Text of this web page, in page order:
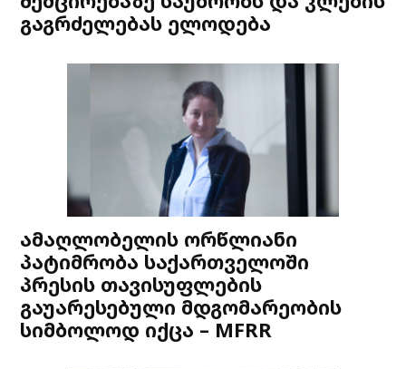
გაგრძელებას ელოდება
ამაღლობელის ორწლიანი
პატიმრობა საქართველოში
პრესის თავისუფლების
გაუარესებული მდგომარეობის
სიმბოლოდ იქცა – MFRR